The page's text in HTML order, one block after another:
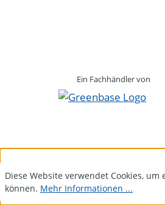
Ein Fachhändler von
Diese Website verwendet Cookies,
können. Mehr Informationen ...